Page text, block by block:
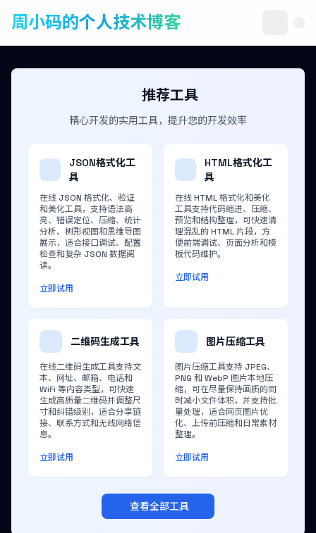
周小码的个人技术博客
推荐工具
精心开发的实用工具，提升您的开发效率
JSON格式化工
具
在线 JSON 格式化、验证
和美化工具，支持语法高
亮、错误定位、压缩、统计
分析、树形视图和思维导图
展示，适合接口调试、配置
检查和复杂 JSON 数据阅
读。
立即试用
HTML格式化工
具
在线 HTML 格式化和美化
工具支持代码缩进、压缩、
预览和结构整理，可快速清
理混乱的 HTML 片段，方
便前端调试、页面分析和模
板代码维护。
立即试用
二维码生成工具
在线二维码生成工具支持文
本、网址、邮箱、电话和
WiFi 等内容类型，可快速
生成高质量二维码并调整尺
寸和纠错级别，适合分享链
接、联系方式和无线网络信
息。
立即试用
图片压缩工具
图片压缩工具支持 JPEG、
PNG 和 WebP 图片本地压
缩，可在尽量保持画质的同
时减小文件体积，并支持批
量处理，适合网页图片优
化、上传前压缩和日常素材
整理。
立即试用
查看全部工具